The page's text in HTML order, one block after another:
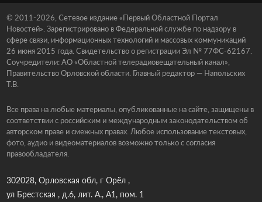
© 2011-2026, Сетевое издание «Первый Областной Портал
Новостей». Зарегистрировано в Федеральной службе по надзору в
сфере связи, информационных технологий и массовых коммуникаций
26 июня 2015 года. Свидетельство о регистрации Эл № 77ФС-62167.
Соучредители: АО «Областной телерадиовещательный канал»,
Правительство Орловской области. Главный редактор — Напольских
Т.В.
Все права на любые материалы, опубликованные на сайте, защищены в
соответствии с российским и международным законодательством об
авторском праве и смежных правах. Любое использование текстовых,
фото, аудио и видеоматериалов возможно только с согласия
правообладателя.
302028, Орловская обл, г Орёл ,
ул Брестская , д.6, лит. А., А1, пом. 1